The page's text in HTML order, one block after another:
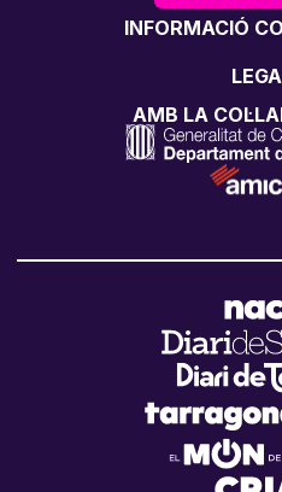
INFORMACIÓ
AMB LA